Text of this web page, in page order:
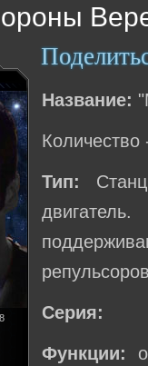
Название:
Количество
Тип:
Серия:
Функции: